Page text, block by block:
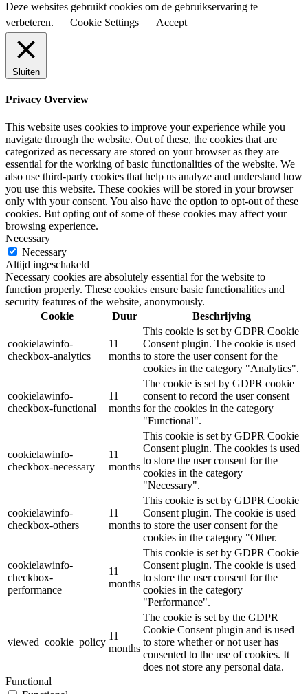
Deze websites gebruikt cookies om de gebruikservaring te
verbeteren.
Cookie Settings Accept
Sluiten
Privacy Overview
This website uses cookies to improve your experience while you
navigate through the website. Out of these, the cookies that are
categorized as necessary are stored on your browser as they are
essential for the working of basic functionalities of the website. We
also use third-party cookies that help us analyze and understand how
you use this website. These cookies will be stored in your browser
only with your consent. You also have the option to opt-out of these
cookies. But opting out of some of these cookies may affect your
browsing experience.
Necessary
Necessary
Altijd ingeschakeld
Necessary cookies are absolutely essential for the website to
function properly. These cookies ensure basic functionalities and
security features of the website, anonymously.
Cookie
Duur Beschrijving
cookielawinfo-
checkbox-analytics
11
months
This cookie is set by GDPR Cookie
Consent plugin. The cookie is used
to store the user consent for the
cookies in the category "Analytics".
cookielawinfo-
checkbox-functional
11
months
The cookie is set by GDPR cookie
consent to record the user consent
for the cookies in the category
"Functional".
cookielawinfo-
checkbox-necessary
11
months
This cookie is set by GDPR Cookie
Consent plugin. The cookies is used
to store the user consent for the
cookies in the category
"Necessary".
cookielawinfo-
checkbox-others
11
months
This cookie is set by GDPR Cookie
Consent plugin. The cookie is used
to store the user consent for the
cookies in the category "Other.
cookielawinfo-
checkbox-
performance
11
months
This cookie is set by GDPR Cookie
Consent plugin. The cookie is used
to store the user consent for the
cookies in the category
"Performance".
viewed_cookie_policy
11
months
The cookie is set by the GDPR
Cookie Consent plugin and is used
to store whether or not user has
consented to the use of cookies. It
does not store any personal data.
Functional